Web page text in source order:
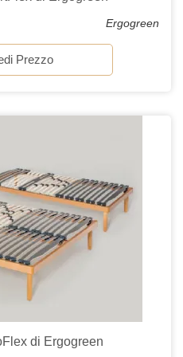
Ergogreen
Prezzo
di Ergogreen